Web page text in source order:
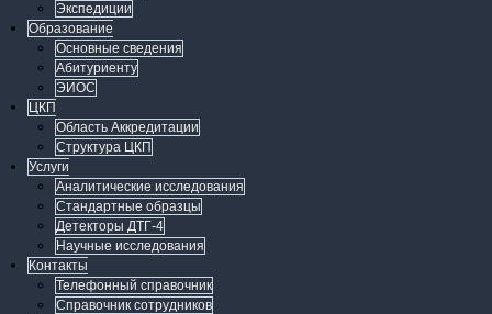
Экспедиции
Образование
Основные сведения
Абитуриенту
ЭИОС
ЦКП
Область Аккредитации
Структура ЦКП
Услуги
Аналитические исследования
Стандартные образцы
Детекторы ДТГ-4
Научные исследования
Контакты
Телефонный справочник
Справочник сотрудников